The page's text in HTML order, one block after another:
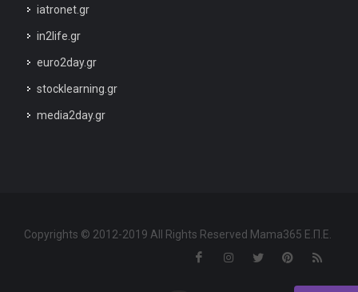
iatronet.gr
in2life.gr
euro2day.gr
stocklearning.gr
media2day.gr
Copyrights © 2012-2019 All Rights Reserved Mama365 Ε.Π.Ε.